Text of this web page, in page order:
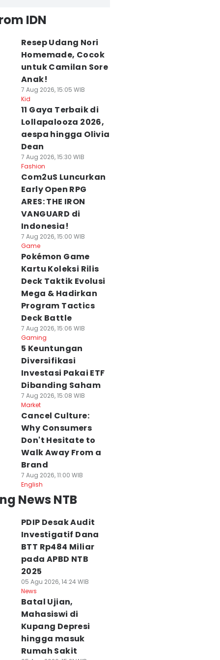
IDN
Resep Udang Nori
Homemade, Cocok
untuk Camilan Sore
Anak!
7 Aug 2026, 15:05 WIB
Kid
11 Gaya Terbaik di
Lollapalooza 2026,
aespa hingga Olivia
Dean
7 Aug 2026, 15:30 WIB
Fashion
Com2uS Luncurkan
Early Open RPG
ARES: THE IRON
VANGUARD di
Indonesia!
7 Aug 2026, 15:00 WIB
Game
Pokémon Game
Kartu Koleksi Rilis
Deck Taktik Evolusi
Mega & Hadirkan
Program Tactics
Deck Battle
7 Aug 2026, 15:06 WIB
Gaming
5 Keuntungan
Diversifikasi
Investasi Pakai ETF
Dibanding Saham
7 Aug 2026, 15:08 WIB
Market
Cancel Culture:
Why Consumers
Don't Hesitate to
Walk Away From a
Brand
7 Aug 2026, 11:00 WIB
English
News NTB
PDIP Desak Audit
Investigatif Dana
BTT Rp484 Miliar
pada APBD NTB
2025
05 Agu 2026, 14:24 WIB
News
Batal Ujian,
Mahasiswi di
Kupang Depresi
hingga masuk
Rumah Sakit